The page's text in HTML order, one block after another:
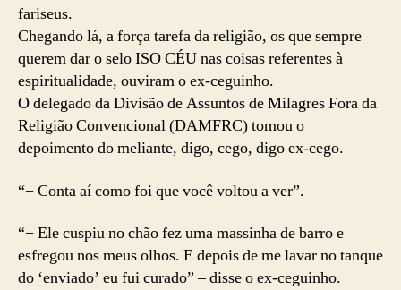
fariseus.
Chegando lá, a força tarefa da religião, os que sempre
querem dar o selo ISO CÉU nas coisas referentes à
espiritualidade, ouviram o ex-ceguinho.
O delegado da Divisão de Assuntos de Milagres Fora da
Religião Convencional (DAMFRC) tomou o
depoimento do meliante, digo, cego, digo ex-cego.
“− Conta aí como foi que você voltou a ver”.
“− Ele cuspiu no chão fez uma massinha de barro e
esfregou nos meus olhos. E depois de me lavar no tanque
do ‘enviado’ eu fui curado” – disse o ex-ceguinho.